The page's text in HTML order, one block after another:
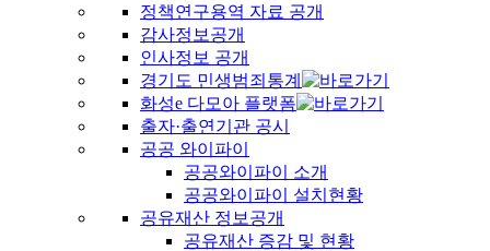
정책연구용역 자료 공개
감사정보공개
인사정보 공개
경기도 민생범죄통계
화성e 다모아 플랫폼
출자·출연기관 공시
공공 와이파이
공공와이파이 소개
공공와이파이 설치현황
공유재산 정보공개
공유재산 증감 및 현황